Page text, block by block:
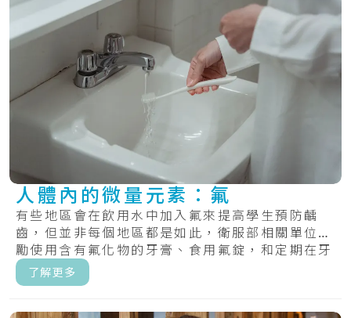
人體內的微量元素：氟
有些地區會在飲用水中加入氟來提高學生預防齲
齒，但並非每個地區都是如此，衛服部相關單位鼓
勵使用含有氟化物的牙膏、食用氟錠，和定期在牙
齒上塗.....
了解更多